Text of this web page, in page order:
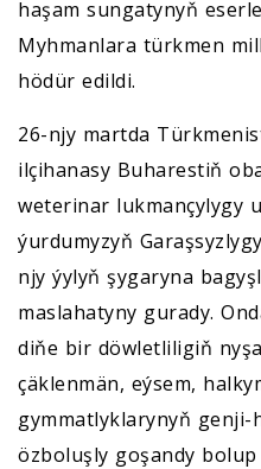
haşam sungatynyň
Myhmanlara türkmen
hödür edildi.
26-njy martda
ilçihanasy Buharestiň
weterinar lukmançylygy
ýurdumyzyň
njy ýylyň şygaryna
maslahatyny gurady.
diňe bir döwletliligiň
çäklenmän, eýsem,
gymmatlyklarynyň genji-
özboluşly goşandy